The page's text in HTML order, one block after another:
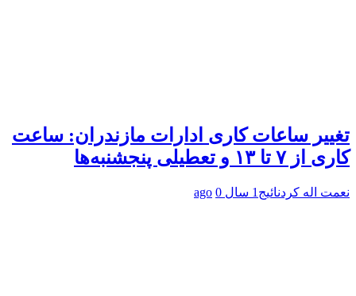
تغییر ساعات کاری ادارات مازندران: ساعت
کاری از ۷ تا ۱۳ و تعطیلی پنجشنبه‌ها
نعمت اله کردنائیج 1 سال ago 0